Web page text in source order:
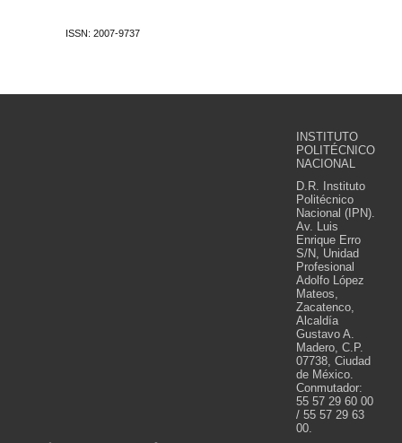
ISSN: 2007-9737
INSTITUTO
POLITÉCNICO
NACIONAL
D.R. Instituto
Politécnico
Nacional (IPN).
Av. Luis
Enrique Erro
S/N, Unidad
Profesional
Adolfo López
Mateos,
Zacatenco,
Alcaldía
Gustavo A.
Madero, C.P.
07738, Ciudad
de México.
Conmutador:
55 57 29 60 00
/ 55 57 29 63
00.